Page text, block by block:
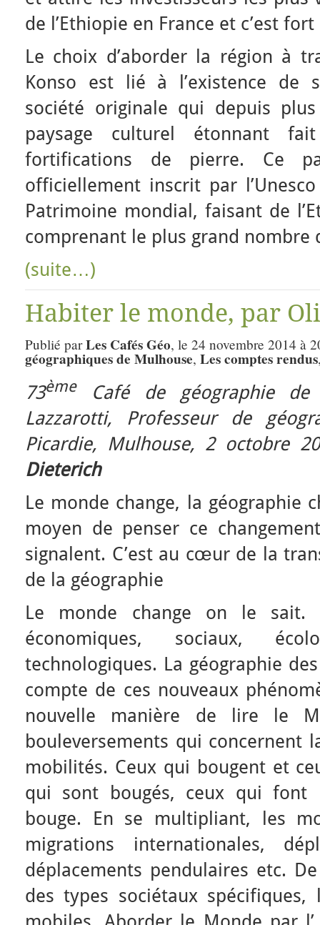
de l’Ethiopie en France et c’est
Le choix d’aborder la région à
Konso est lié à l’existence de
société originale qui depuis
paysage culturel étonnant
fortifications de pierre. Ce
officiellement inscrit par
Patrimoine mondial, faisant de
comprenant le plus grand nombre
(suite…)
Habiter le monde, par
Publié parLes Cafés Géo, le 24 novembre 2014 à
géographiques de Mulhouse, Les comptes rendus
73èmeCafé de géographie
Lazzarotti, Professeur de
Picardie, Mulhouse, 2 octobre
Dieterich
Le monde change, la géographie
moyen de penser ce
signalent. C’est au cœur de la
de la géographie
Le monde change on le sait.
économiques, sociaux,
technologiques. La géographie
compte de ces nouveaux
nouvelle manière de lire le
bouleversements qui concernent
mobilités. Ceux qui bougent et
qui sont bougés, ceux qui font
bouge. En se multipliant, les
migrations internationales,
déplacements pendulaires etc.
des types sociétaux